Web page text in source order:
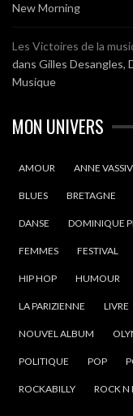
New Morning
Les Victoires de la
dans Gilles Desangles,
Musique
MON UNIVERS
AMOUR ANNE
BLUES BRETAGNE
DANSE DOMINIQUE
FEMMES FESTIVAL
HIP HOP HUMOUR
LA PARIZIENNE LIVRE
NOUVEL ALBUM
POLITIQUE POP
ROCKABILLY ROCK N